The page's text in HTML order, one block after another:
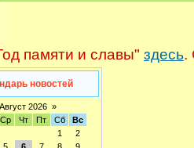
и славы"здесь.
новостей
Август 2026 »
Ср Чт Пт Сб
Вс
1
2